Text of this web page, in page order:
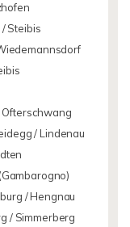
Steibis
Ofterschwang
/ Lindenau
/ Hengnau
/ Simmerberg